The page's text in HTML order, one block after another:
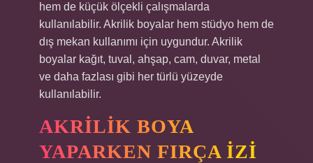
hem de küçük ölçekli çalışmalarda
kullanılabilir. Akrilik boyalar hem stüdyo hem de
dış mekan kullanımı için uygundur. Akrilik
boyalar kağıt, tuval, ahşap, cam, duvar, metal
ve daha fazlası gibi her türlü yüzeyde
kullanılabilir.
AKRILIK BOYA
YAPARKEN FIRÇA IZI